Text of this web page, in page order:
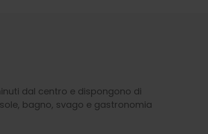
dal centro e dispongono di
bagno, svago e gastronomia